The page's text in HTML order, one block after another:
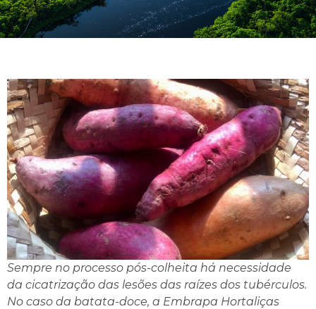
Sempre no processo pós-colheita há necessidade
da cicatrização das lesões das raízes dos tubérculos.
No caso da batata-doce, a Embrapa Hortaliças